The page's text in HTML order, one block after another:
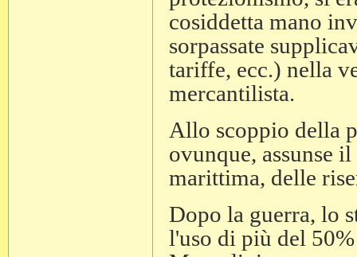
cosiddetta mano
sorpassate
tariffe, ecc.) nella
mercantilista.
Allo scoppio della
ovunque, assunse
marittima, delle
Dopo la guerra, lo
l'uso di più del